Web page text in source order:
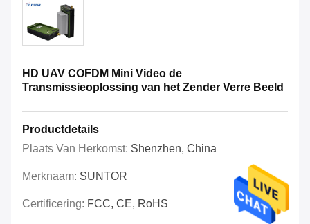
HD UAV COFDM Mini Video de
Transmissieoplossing van het Zender Verre Beeld
Productdetails
Plaats Van Herkomst: Shenzhen, China
Merknaam: SUNTOR
Certificering: FCC, CE, RoHS